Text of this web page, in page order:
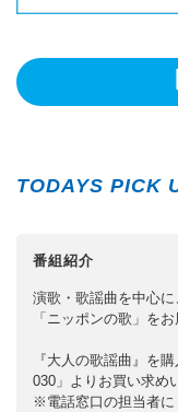
TODAYS PICK
番組紹介
演歌・歌謡曲を中心
「ニッポンの歌」を
『大人の歌謡曲』を
030」よりお買い求め
※電話窓口の担当者に